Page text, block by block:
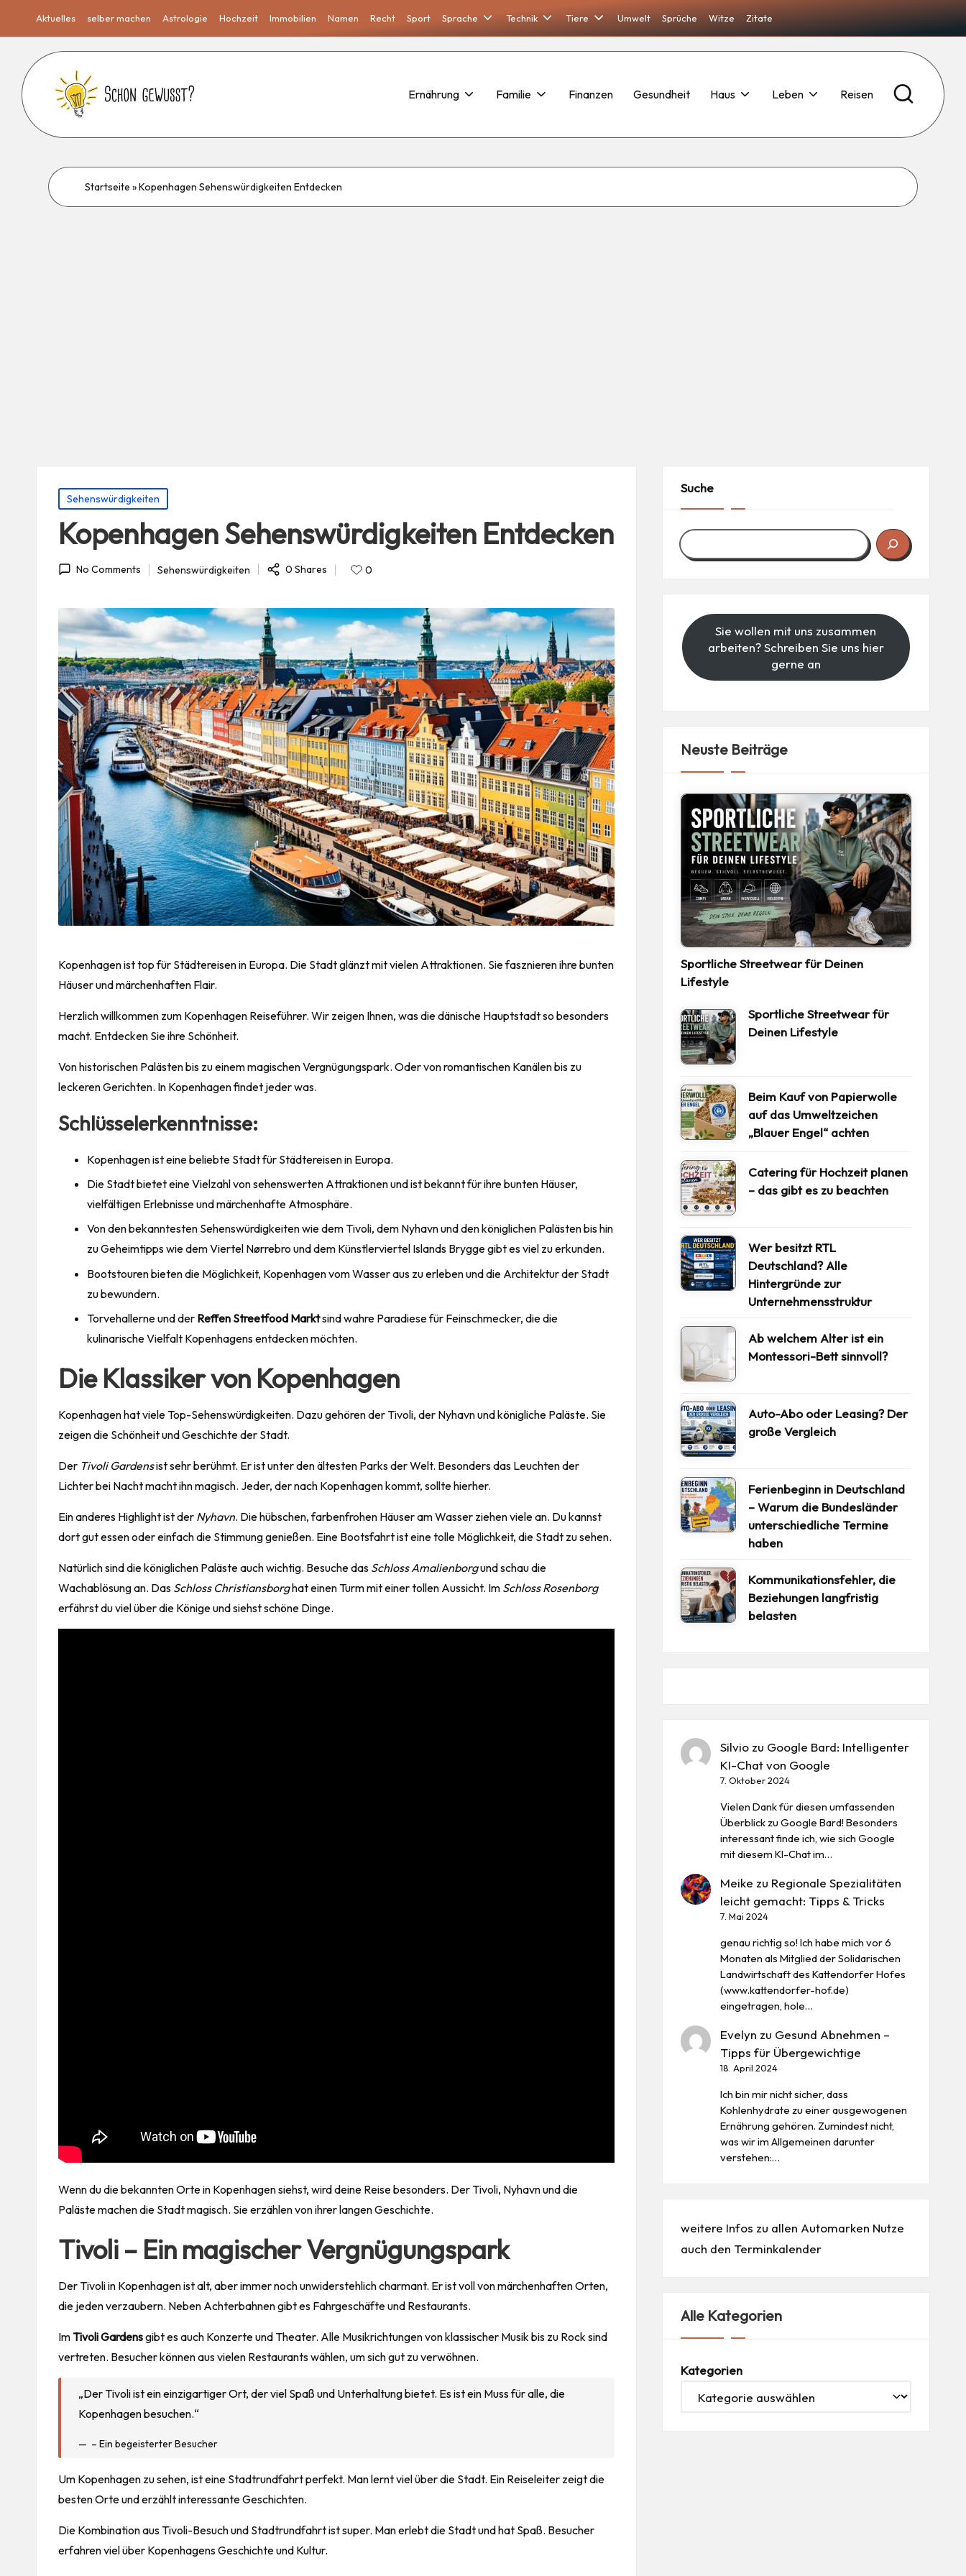
Aktuelles selber machen Astrologie Hochzeit Immobilien Namen Recht Sport Sprache Technik Tiere Umwelt Sprüche Witze Zitate
Ernährung Familie Finanzen Gesundheit Haus Leben Reisen
Startseite »Kopenhagen Sehenswürdigkeiten Entdecken
Posted
in
Sehenswürdigkeiten
Kopenhagen Sehenswürdigkeiten Entdecken
No Comments
Posted
Sehenswürdigkeiten 0 Shares 0
Kopenhagen ist top für Städtereisen in Europa. Die Stadt glänzt mit vielen Attraktionen. Sie fasznieren ihre bunten
Häuser und märchenhaften Flair.
Herzlich willkommen zum Kopenhagen Reiseführer. Wir zeigen Ihnen, was die dänische Hauptstadt so besonders
macht. Entdecken Sie ihre Schönheit.
Von historischen Palästen bis zu einem magischen Vergnügungspark. Oder von romantischen Kanälen bis zu
leckeren Gerichten. In Kopenhagen findet jeder was.
Schlüsselerkenntnisse:
Kopenhagen ist eine beliebte Stadt für Städtereisen in Europa.
Die Stadt bietet eine Vielzahl von sehenswerten Attraktionen und ist bekannt für ihre bunten Häuser,
vielfältigen Erlebnisse und märchenhafte Atmosphäre.
Von den bekanntesten Sehenswürdigkeiten wie dem Tivoli, dem Nyhavn und den königlichen Palästen bis hin
zu Geheimtipps wie dem Viertel Nørrebro und dem Künstlerviertel Islands Brygge gibt es viel zu erkunden.
Bootstouren bieten die Möglichkeit, Kopenhagen vom Wasser aus zu erleben und die Architektur der Stadt
zu bewundern.
Torvehallerne und der Reffen Streetfood Marktsind wahre Paradiese für Feinschmecker, die die
kulinarische Vielfalt Kopenhagens entdecken möchten.
Die Klassiker von Kopenhagen
Kopenhagen hat viele Top-Sehenswürdigkeiten. Dazu gehören der Tivoli, der Nyhavn und königliche Paläste. Sie
zeigen die Schönheit und Geschichte der Stadt.
Der Tivoli Gardensist sehr berühmt. Er ist unter den ältesten Parks der Welt. Besonders das Leuchten der
Lichter bei Nacht macht ihn magisch. Jeder, der nach Kopenhagen kommt, sollte hierher.
Ein anderes Highlight ist der Nyhavn. Die hübschen, farbenfrohen Häuser am Wasser ziehen viele an. Du kannst
dort gut essen oder einfach die Stimmung genießen. Eine Bootsfahrt ist eine tolle Möglichkeit, die Stadt zu sehen.
Natürlich sind die königlichen Paläste auch wichtig. Besuche das Schloss Amalienborgund schau die
Wachablösung an. Das Schloss Christiansborghat einen Turm mit einer tollen Aussicht. Im Schloss Rosenborg
erfährst du viel über die Könige und siehstschöne Dinge.
Wenn du die bekannten Orte in Kopenhagen siehst, wird deine Reise besonders. Der Tivoli, Nyhavn und die
Paläste machen die Stadt magisch. Sie erzählen von ihrer langen Geschichte.
Tivoli – Ein magischer Vergnügungspark
Der Tivoli in Kopenhagen ist alt, aber immer noch unwiderstehlich charmant. Er ist voll von märchenhaften Orten,
die jedenverzaubern. Neben Achterbahnen gibt es Fahrgeschäfte und Restaurants.
Im Tivoli Gardensgibt es auch Konzerte und Theater. Alle Musikrichtungen von klassischer Musik bis zu Rock sind
vertreten. Besucher können aus vielen Restaurants wählen, um sich gut zu verwöhnen.
„Der Tivoli ist ein einzigartiger Ort, der viel Spaß und Unterhaltung bietet. Es ist ein Muss für alle, die
Kopenhagen besuchen.“
– Ein begeisterter Besucher
Um Kopenhagen zu sehen, ist eine Stadtrundfahrt perfekt. Man lernt viel über die Stadt. Ein Reiseleiter zeigt die
besten Orte und erzählt interessante Geschichten.
Die Kombination aus Tivoli-Besuch und Stadtrundfahrt ist super. Man erlebt die Stadt und hat Spaß. Besucher
erfahren viel über Kopenhagens Geschichte und Kultur.
Suche
Sie wollen mit uns zusammen
arbeiten? Schreiben Sie uns hier
gerne an
Neuste Beiträge
Sportliche Streetwear für Deinen
Lifestyle
Sportliche Streetwear für
Deinen Lifestyle
Beim Kauf von Papierwolle
auf das Umweltzeichen
„Blauer Engel“ achten
Catering für Hochzeit planen
– das gibt es zu beachten
Wer besitzt RTL
Deutschland? Alle
Hintergründe zur
Unternehmensstruktur
Ab welchem Alter ist ein
Montessori-Bett sinnvoll?
Auto-Abo oder Leasing? Der
große Vergleich
Ferienbeginn in Deutschland
– Warum die Bundesländer
unterschiedliche Termine
haben
Kommunikationsfehler, die
Beziehungen langfristig
belasten
Silvio zu Google Bard: Intelligenter
KI-Chat von Google
7. Oktober 2024
Vielen Dank für diesen umfassenden
Überblick zu Google Bard! Besonders
interessant finde ich, wie sich Google
mit diesem KI-Chat im…
Meike zu Regionale Spezialitäten
leicht gemacht: Tipps & Tricks
7. Mai 2024
genau richtig so! Ich habe mich vor 6
Monaten als Mitglied der Solidarischen
Landwirtschaft des Kattendorfer Hofes
(www.kattendorfer-hof.de)
eingetragen, hole…
Evelyn zu Gesund Abnehmen –
Tipps für Übergewichtige
18. April 2024
Ich bin mir nicht sicher, dass
Kohlenhydrate zu einer ausgewogenen
Ernährung gehören. Zumindest nicht,
was wir im Allgemeinen darunter
verstehen:…
weitere Infos zu allen Automarken Nutze
auch den Terminkalender
Alle Kategorien
Kategorien